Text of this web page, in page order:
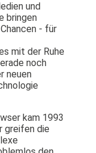
und
bringen
- für
mit der Ruhe
noch
neuen
kam 1993
greifen die